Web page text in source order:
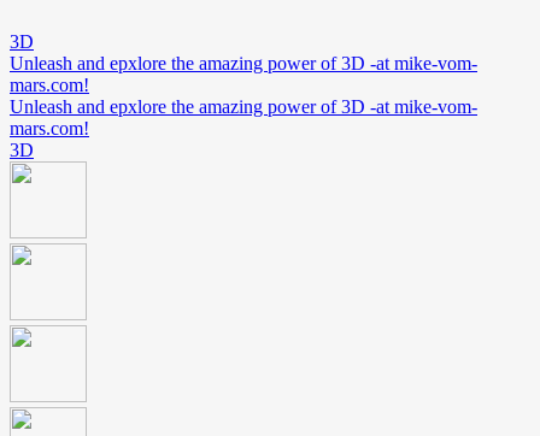
3D
Unleash and epxlore the amazing power of 3D -at mike-vom-
mars.com!
Unleash and epxlore the amazing power of 3D -at mike-vom-
mars.com!
3D